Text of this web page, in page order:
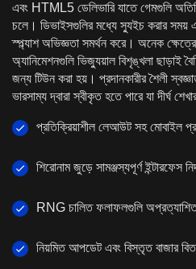
এবং HTML5 ডেলিভারি যাতে গেমগুলি
চলে। ডিভাইসগুলির মধ্যে স্যুইচ করার সময়
স্প্ল্যাশ অভিজ্ঞতা সমর্থন করে। অনেক
অ্যানিমেশনগুলি ভিজ্যুয়াল বিশৃঙ্খলা ছাড়াই
জন্য টিউন করা হয়। প্রদানকারীর শৈলী
ভারসাম্য দ্বারা স্বীকৃত হতে পারে যা দীর্ঘ
প্রতিক্রিয়াশীল লেআউট সহ মোবাইল
শিরোনাম জুড়ে সামঞ্জস্যপূর্ণ ইন্টারফেস
RNG চালিত ফলাফলগুলি অপ্রত্যাশিত
নিয়মিত আপডেট এবং বিস্তৃত বাজার